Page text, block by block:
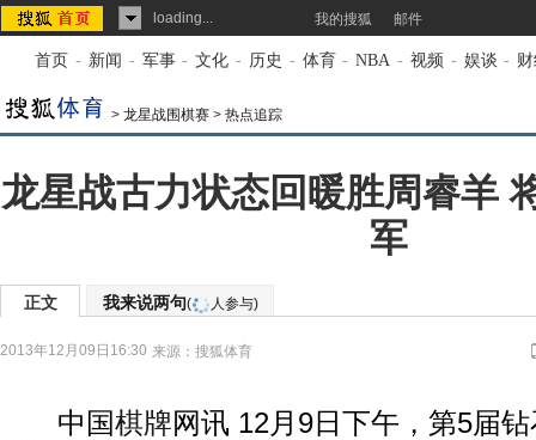
loading... 我的搜狐 邮件
首页 - 新闻 - 军事 - 文化 - 历史 - 体育 - NBA - 视频 - 娱谈 -
> 龙星战围棋赛 > 热点追踪
龙星战古力状态回暖胜周睿羊
军
正文 我来说两句( 人参与)
2013年12月09日16:30 来源： 搜狐体育
中国棋牌网讯 12月9日下午，第5届